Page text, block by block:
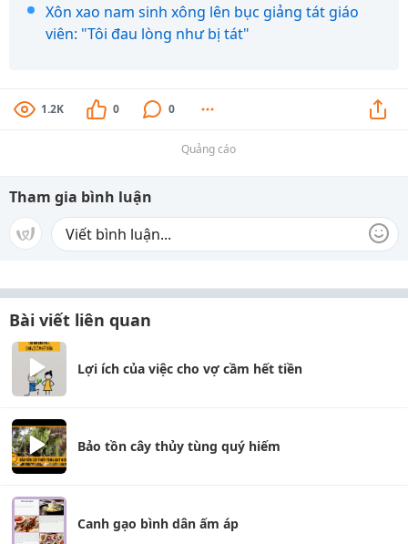
Xôn xao nam sinh xông lên bục giảng tát giáo
viên: "Tôi đau lòng như bị tát"
1.2K 0 0
Quảng cáo
Tham gia bình luận
Bài viết liên quan
Lợi ích của việc cho vợ cầm hết tiền
Bảo tồn cây thủy tùng quý hiếm
Canh gạo bình dân ấm áp